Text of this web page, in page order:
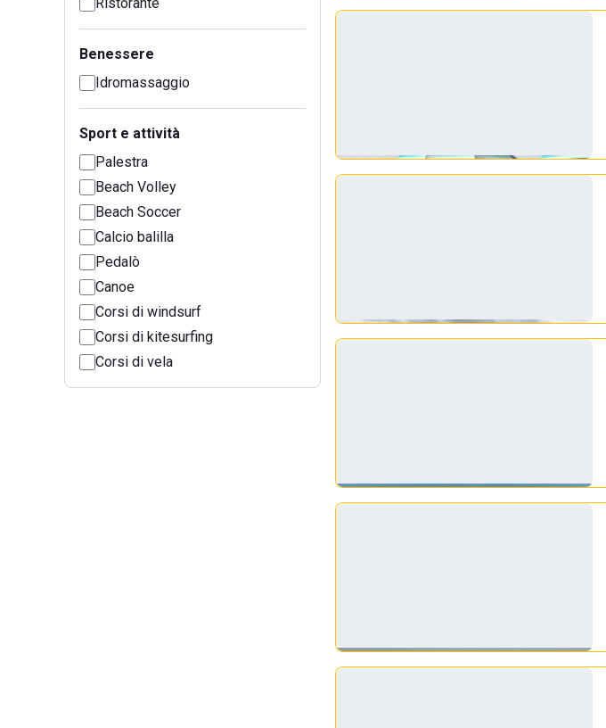
Benessere
Idromassaggio
Sport e attività
Palestra
Beach Volley
Beach Soccer
Calcio balilla
Pedalò
Canoe
Corsi di windsurf
Corsi di kitesurfing
Corsi di vela